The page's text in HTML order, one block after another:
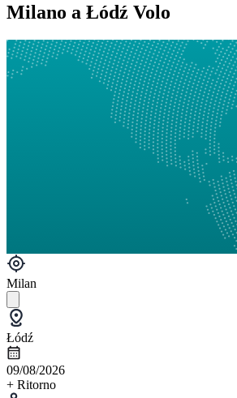
Milano a Łódź Volo
Milan
Łódź
09/08/2026
+ Ritorno